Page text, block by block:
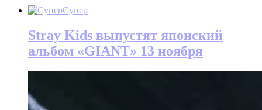
Супер
Stray Kids выпустят японский
альбом «GIANT» 13 ноября